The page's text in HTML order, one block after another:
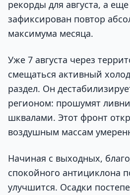
рекорды для августа, а
зафиксирован повтор
максимума месяца.
Уже 7 августа через
смещаться активный
раздел. Он
регионом: прошумят
шквалами. Этот фронт
воздушным массам
Начиная с выходных,
спокойного антициклона
улучшится. Осадки